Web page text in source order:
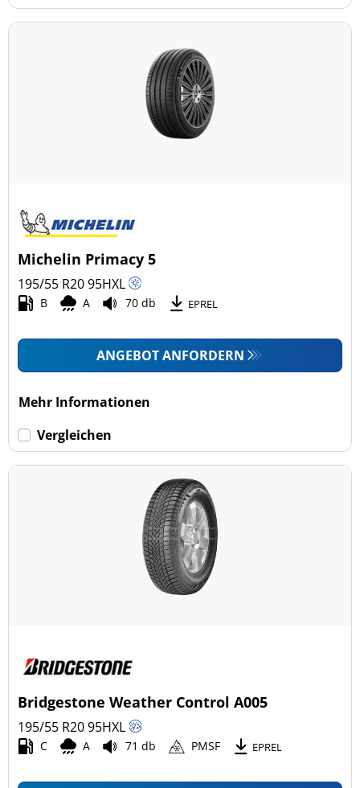
Michelin Primacy 5
195/55 R2095HXL
B A 70 db EPREL
ANGEBOT ANFORDERN
Mehr Informationen
Vergleichen
Bridgestone Weather Control A005
195/55 R2095HXL
C A 71 db PMSF EPREL